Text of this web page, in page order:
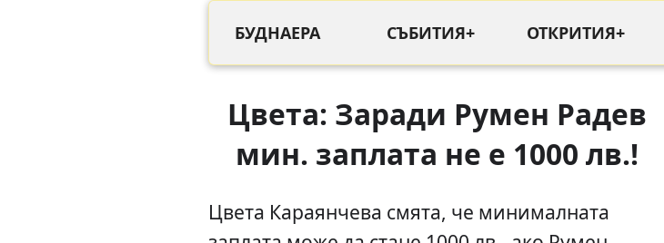
БУДНАЕРА СЪБИТИЯ+ ОТКРИТИЯ+
Цвета: Заради Румен Радев
мин. заплата не е 1000 лв.!
Цвета Караянчева смята, че минималната